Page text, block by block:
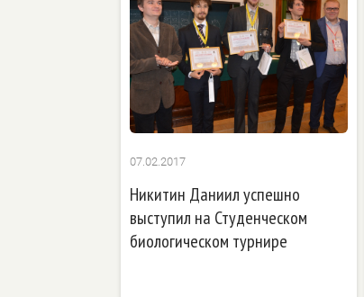
07.02.2017
Никитин Даниил успешно
выступил на Студенческом
биологическом турнире